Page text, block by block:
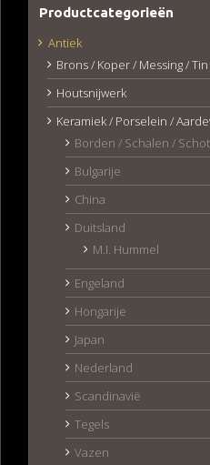
Productcategorieën
Antiek
Brons / Koper / Messing / Tin
Houtsnijwerk
Keramiek / Porselein /
Borden / Schalen /
Bulgarije
China
Duitsland
M.I. Hummel
Engeland
Hongarije
Japan
Nederland
Scandinavië
Tegels
Vazen